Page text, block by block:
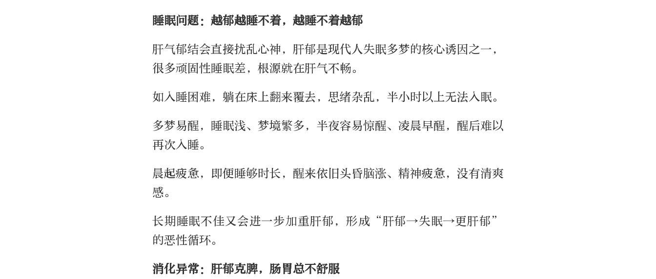
睡眠问题：越郁越睡不着，越睡不着越郁
肝气郁结会直接扰乱心神，肝郁是现代人失眠多梦的核心诱因之一，
很多顽固性睡眠差，根源就在肝气不畅。
如入睡困难，躺在床上翻来覆去，思绪杂乱，半小时以上无法入眠。
多梦易醒，睡眠浅、梦境繁多，半夜容易惊醒、凌晨早醒，醒后难以
再次入睡。
晨起疲惫，即便睡够时长，醒来依旧头昏脑涨、精神疲惫，没有清爽
感。
长期睡眠不佳又会进一步加重肝郁，形成“肝郁→失眠→更肝郁”
的恶性循环。
消化异常：肝郁克脾，肠胃总不舒服